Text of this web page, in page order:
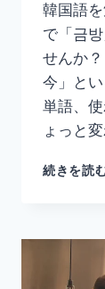
韓国語
で「금
せんか
今」と
単語、
ょっと
続きを読